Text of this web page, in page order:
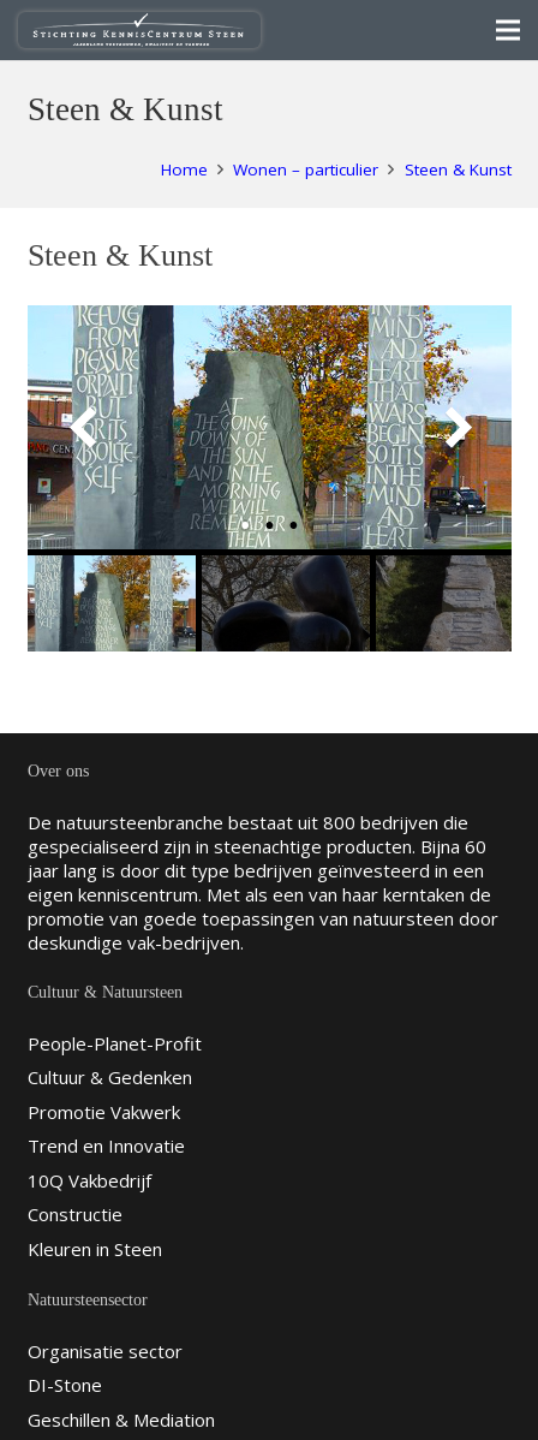
Steen & Kunst
Home Wonen – particulier Steen & Kunst
Steen & Kunst
Over ons
De natuursteenbranche bestaat uit 800 bedrijven die
gespecialiseerd zijn in steenachtige producten. Bijna 60
jaar lang is door dit type bedrijven geïnvesteerd in een
eigen kenniscentrum. Met als een van haar kerntaken de
promotie van goede toepassingen van natuursteen door
deskundige vak-bedrijven.
Cultuur & Natuursteen
People-Planet-Profit
Cultuur & Gedenken
Promotie Vakwerk
Trend en Innovatie
10Q Vakbedrijf
Constructie
Kleuren in Steen
Natuursteensector
Organisatie sector
DI-Stone
Geschillen & Mediation